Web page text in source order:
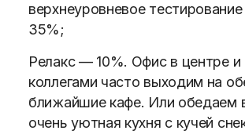
верхнеуровневое
35%;
Релакс — 10%. Офис в центре
коллегами часто выходим на
ближайшие кафе. Или обедаем
очень уютная кухня с кучей